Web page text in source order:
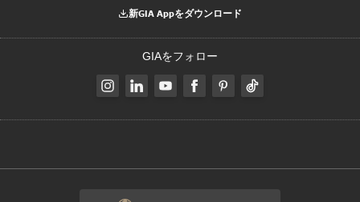
新GIA Appをダウンロード
GIAをフォロー